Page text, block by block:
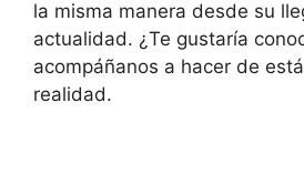
la misma manera desde su
actualidad. ¿Te gustaría
acompáñanos a hacer de
realidad.